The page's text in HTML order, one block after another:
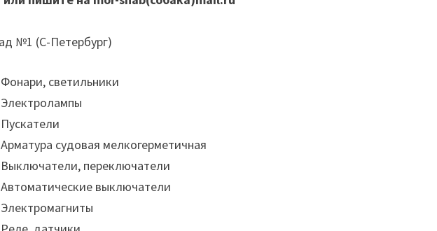
№1 (С-Петербург)
Фонари, светильники
Электролампы
Пускатели
Арматура судовая мелкогерметичная
Выключатели, переключатели
Автоматические выключатели
Электромагниты